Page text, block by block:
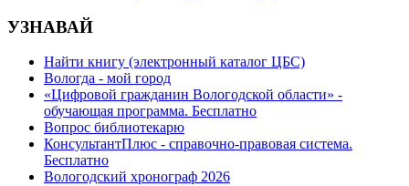
УЗНАВАЙ
Найти книгу (электронный каталог ЦБС)
Вологда - мой город
«Цифровой гражданин Вологодской области» -
обучающая программа. Бесплатно
Вопрос библиотекарю
КонсультантПлюс - справочно-правовая система.
Бесплатно
Вологодский хронограф 2026